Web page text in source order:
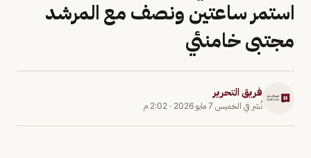
استمر ساعتين ونصف مع المرشد
مجتبى خامنئي
فريق التحرير
نُشر في الخميس 7 مايو 2026 · 2:02 م